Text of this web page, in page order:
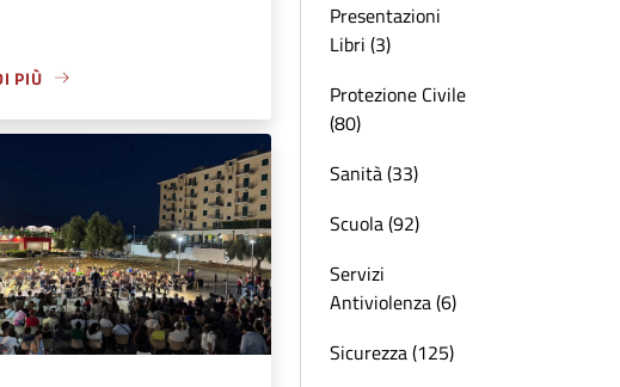
PIÙ
Presentazioni
Libri (3)
Protezione Civile
(80)
Sanità (33)
Scuola (92)
Servizi
Antiviolenza (6)
Sicurezza (125)